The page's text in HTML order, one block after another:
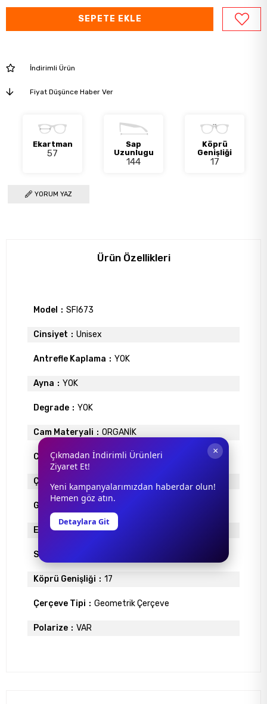
İndirimli Ürün
Fiyat Düşünce Haber Ver
Ekartman
57
Sap
Uzunlugu
144
Köprü
Genişliği
17
YORUM YAZ
Ürün Özellikleri
Model SFI673
Cinsiyet Unisex
Antrefle Kaplama YOK
Ayna YOK
Degrade YOK
Cam Materyali ORGANİK
Cam Rengi KAHVE
Çerçeve Materyali METAL
Gövde Rengi
Ekartman 57
Sap Uzunlugu
Köprü Genişliği 17
Çerçeve Tipi Geometrik Çerçeve
Polarize VAR
×
Çıkmadan İndirimli Ürünleri
Ziyaret Et!
Yeni kampanyalarımızdan haberdar olun!
Hemen göz atın.
Detaylara Git